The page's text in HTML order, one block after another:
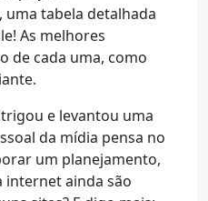
tabela detalhada
As melhores
de cada uma, como
e levantou uma
da mídia pensa no
um planejamento,
internet ainda são